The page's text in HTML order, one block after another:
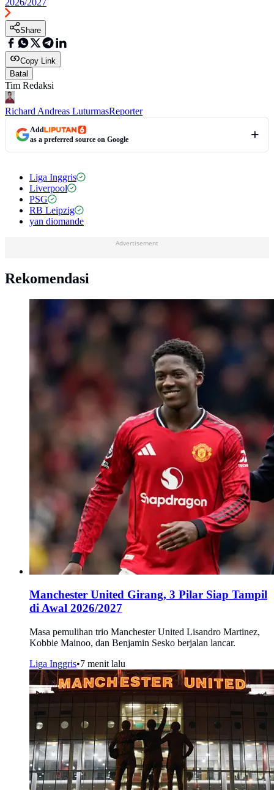
2026/2027
Share
Copy Link
Batal
Tim Redaksi
Richard Andreas LuturmasReporter
Add
as a preferred source on Google
Liga Inggris
Liverpool
PSG
RB Leipzig
yan diomande
Advertisement
Rekomendasi
Manchester United Girang, 3 Pilar Siap Tampil
di Awal 2026/2027
Masa pemulihan trio Manchester United Lisandro Martinez,
Kobbie Mainoo, dan Benjamin Sesko berjalan lancar.
Liga Inggris•7 menit lalu